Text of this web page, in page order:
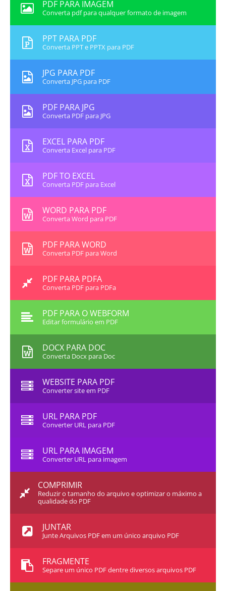
PDF PARA IMAGEM
Converta pdf para qualquer formato de imagem
PPT PARA PDF
Converta PPT e PPTX para PDF
JPG PARA PDF
Converta JPG para PDF
PDF PARA JPG
Converta PDF para JPG
EXCEL PARA PDF
Converta Excel para PDF
PDF TO EXCEL
Converta PDF para Excel
WORD PARA PDF
Converta Word para PDF
PDF PARA WORD
Converta PDF para Word
PDF PARA PDFA
Converta PDF para PDFa
PDF PARA O WEBFORM
Editar formulário em PDF
DOCX PARA DOC
Converta Docx para Doc
WEBSITE PARA PDF
Converter site em PDF
URL PARA PDF
Converter URL para PDF
URL PARA IMAGEM
Converter URL para imagem
COMPRIMIR
Reduzir o tamanho do arquivo e optimizar o máximo a
qualidade do PDF
JUNTAR
Junte Arquivos PDF em um único arquivo PDF
FRAGMENTE
Separe um único PDF dentre diversos arquivos PDF